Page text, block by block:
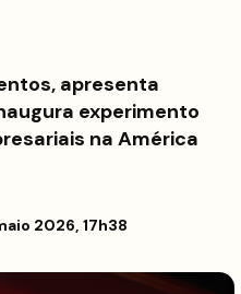
apresenta
experimento
na América
2026, 17h38